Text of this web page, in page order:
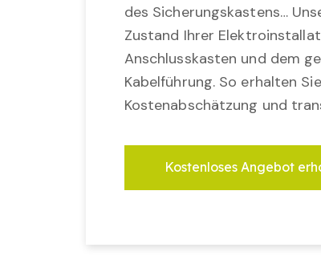
des Sicherungskastens…
Zustand Ihrer
Anschlusskasten und dem
Kabelführung. So erhalten
Kostenabschätzung und
Kostenloses Angebot